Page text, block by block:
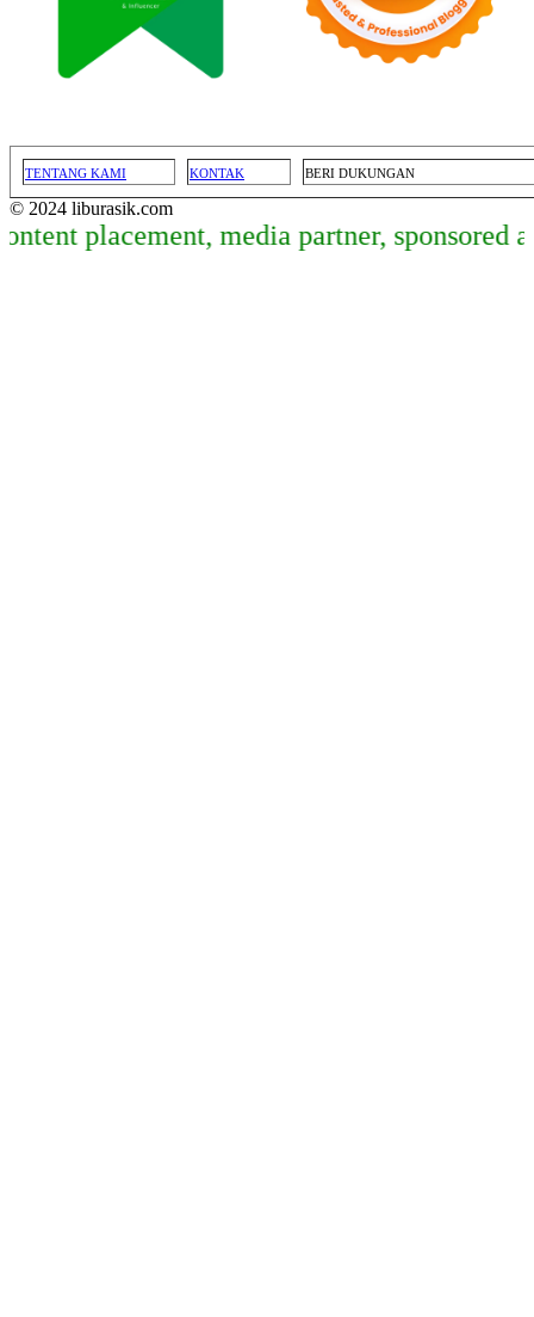
TENTANG KAMI KONTAK BERI DUKUNGAN
© 2024 liburasik.com
media partner, sponsored